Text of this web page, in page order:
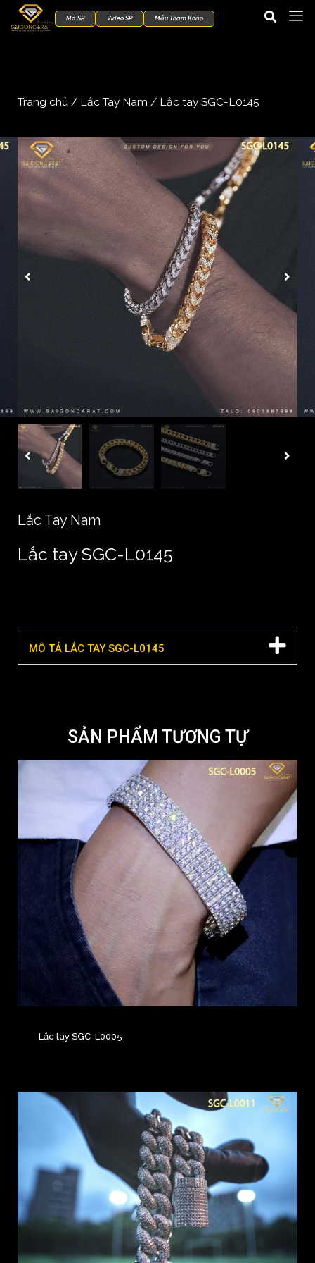
Mã SP Video SP Mẫu Tham Khảo
Trang chủ / Lắc Tay Nam / Lắc tay SGC-L0145
Lắc Tay Nam
Lắc tay SGC-L0145
MÔ TẢ LẮC TAY SGC-L0145
SẢN PHẨM TƯƠNG TỰ
Lắc tay SGC-L0005